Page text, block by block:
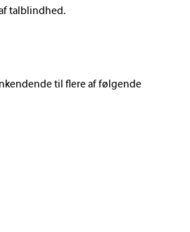
talblindhed.
til flere af følgende